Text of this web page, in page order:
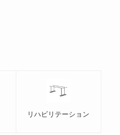
リハビリテーション